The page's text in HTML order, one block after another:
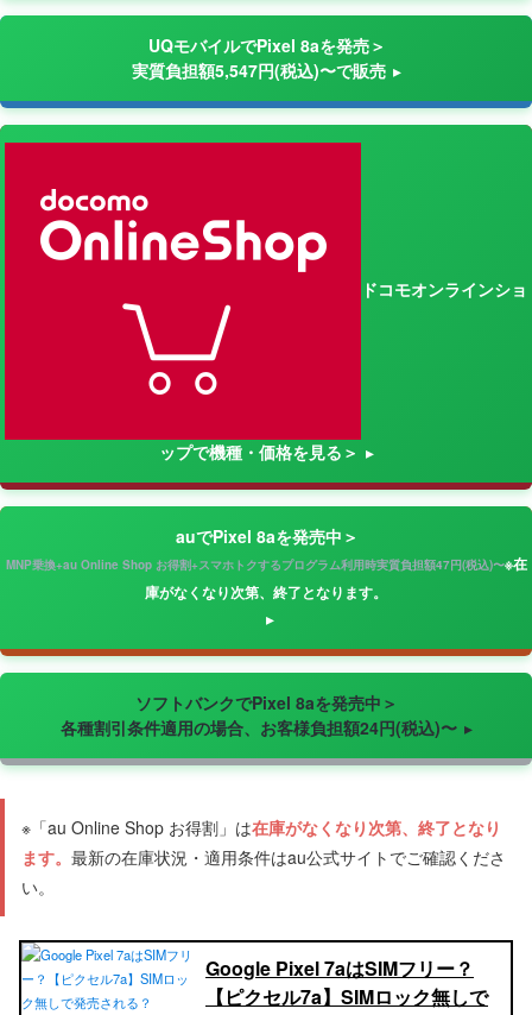
UQモバイルでPixel 8aを発売＞
実質負担額5,547円(税込)〜で販売
ドコモオンラインショ
ップで機種・価格を見る＞
auでPixel 8aを発売中＞
MNP乗換+au Online Shop お得割+スマホトクするプログラム利用時実質負担額47円(税込)〜※在
庫がなくなり次第、終了となります。
ソフトバンクでPixel 8aを発売中＞
各種割引条件適用の場合、お客様負担額24円(税込)〜
※「au Online Shop お得割」は在庫がなくなり次第、終了となり
ます。 最新の在庫状況・適用条件はau公式サイトでご確認くださ
い。
Google Pixel 7aはSIMフリー？
【ピクセル7a】SIMロック無しで